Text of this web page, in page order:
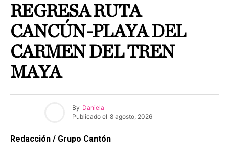
REGRESA RUTA
CANCÚN-PLAYA DEL
CARMEN DEL TREN
MAYA
By Daniela
Publicado el 8 agosto, 2026
Redacción / Grupo Cantón